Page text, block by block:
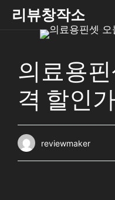
Skip리뷰창작소
의료용
격 할인
reviewmaker